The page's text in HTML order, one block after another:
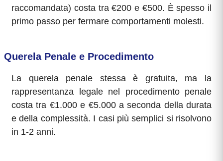
raccomandata) costa tra €200 e €500. È spesso il
primo passo per fermare comportamenti molesti.
Querela Penale e Procedimento
La querela penale stessa è gratuita, ma la
rappresentanza legale nel procedimento penale
costa tra €1.000 e €5.000 a seconda della durata
e della complessità. I casi più semplici si risolvono
in 1-2 anni.